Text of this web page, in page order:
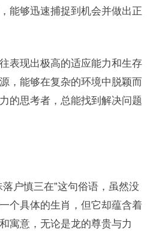
能够迅速捕捉到机会并做出正
表现出极高的适应能力和生存
，能够在复杂的环境中脱颖而
的思考者，总能找到解决问题
户慎三在”这句俗语，虽然没
个具体的生肖，但它却蕴含着
寓意，无论是龙的尊贵与力